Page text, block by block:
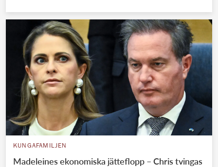
KUNGAFAMILJEN
Madeleines ekonomiska jätteflopp – Chris tvingas